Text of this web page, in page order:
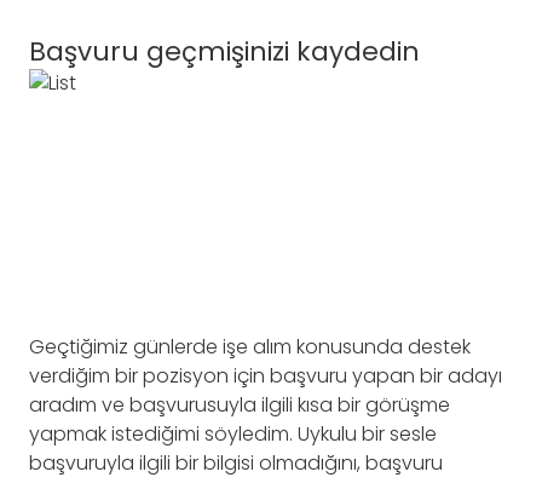
Başvuru geçmişinizi kaydedin
Geçtiğimiz günlerde işe alım konusunda destek
verdiğim bir pozisyon için başvuru yapan bir adayı
aradım ve başvurusuyla ilgili kısa bir görüşme
yapmak istediğimi söyledim. Uykulu bir sesle
başvuruyla ilgili bir bilgisi olmadığını, başvuru